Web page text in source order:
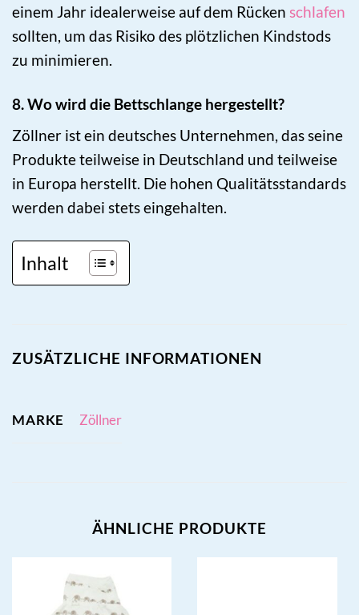
einem Jahr idealerweise auf dem Rücken schlafen
sollten, um das Risiko des plötzlichen Kindstods
zu minimieren.
8. Wo wird die Bettschlange hergestellt?
Zöllner ist ein deutsches Unternehmen, das seine
Produkte teilweise in Deutschland und teilweise
in Europa herstellt. Die hohen Qualitätsstandards
werden dabei stets eingehalten.
Inhalt
ZUSÄTZLICHE INFORMATIONEN
MARKE Zöllner
ÄHNLICHE PRODUKTE